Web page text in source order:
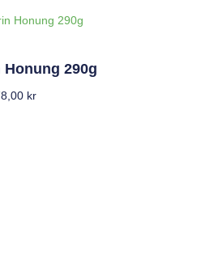
Honung 290g
kr